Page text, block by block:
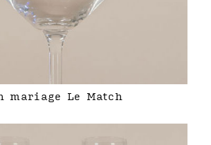
mariage Le Match